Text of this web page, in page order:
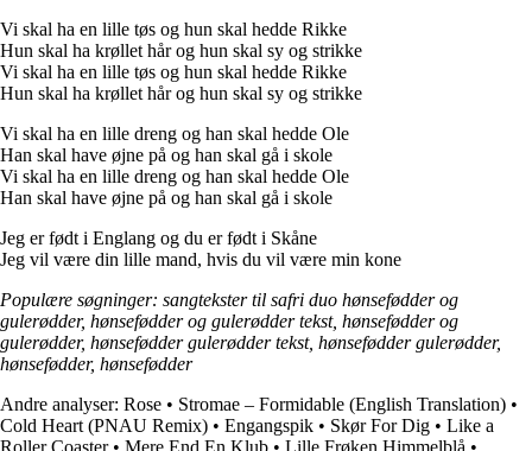
Vi skal ha en lille tøs og hun skal hedde Rikke
Hun skal ha krøllet hår og hun skal sy og strikke
Vi skal ha en lille tøs og hun skal hedde Rikke
Hun skal ha krøllet hår og hun skal sy og strikke
Vi skal ha en lille dreng og han skal hedde Ole
Han skal have øjne på og han skal gå i skole
Vi skal ha en lille dreng og han skal hedde Ole
Han skal have øjne på og han skal gå i skole
Jeg er født i Englang og du er født i Skåne
Jeg vil være din lille mand, hvis du vil være min kone
Populære søgninger: sangtekster til safri duo hønsefødder og
gulerødder, hønsefødder og gulerødder tekst, hønsefødder og
gulerødder, hønsefødder gulerødder tekst, hønsefødder gulerødder,
hønsefødder, hønsefødder
Andre analyser: Rose • Stromae – Formidable (English Translation) •
Cold Heart (PNAU Remix) • Engangspik • Skør For Dig • Like a
Roller Coaster• Mere End En Klub • Lille Frøken Himmelblå •